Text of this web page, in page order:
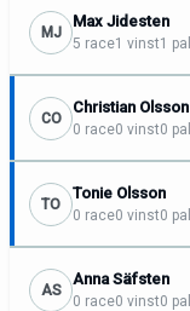
MJ
Max Jidesten
5 race1 vinst1 pall
CO
Christian Olsson
0 race0 vinst0 pall
TO
Tonie Olsson
0 race0 vinst0 pall
AS
Anna Säfsten
0 race0 vinst0 pall